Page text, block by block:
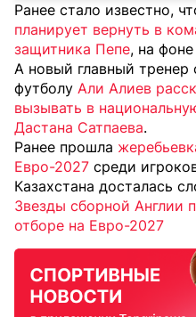
Ранее стало известно,
планирует вернуть в
защитника Пепе, на
А новый главный тренер
футболу Али Алиев
вызывать в
Дастана Сатпаева.
Ранее прошла
Евро-2027 среди
Казахстана досталась
Звезды сборной Англии
отборе на Евро-2027